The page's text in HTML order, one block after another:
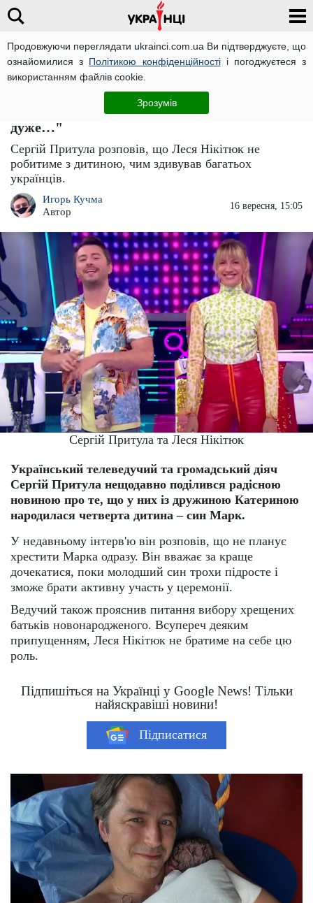
Продовжуючи переглядати ukrainci.com.ua Ви підтверджуєте, що
ознайомилися з Політикою конфіденційностіі погоджуєтеся з
використанням файлів cookie.
Зрозумів
Сергій Притула проговорився, що Леся
Нікітюк не робитиме з дитиною: "Це
дуже…"
Сергій Притула розповів, що Леся Нікітюк не
робитиме з дитиною, чим здивував багатьох
українців.
Игорь Кучма
Автор
16 вересня, 15:05
Сергій Притула та Леся Нікітюк
Український телеведучий та громадський діяч
Сергій Притула нещодавно поділився радісною
новиною про те, що у них із дружиною Катериною
народилася четверта дитина – син Марк.
У недавньому інтерв'ю він розповів, що не планує
хрестити Марка одразу. Він вважає за краще
дочекатися, поки молодший син трохи підросте і
зможе брати активну участь у церемонії.
Ведучий також прояснив питання вибору хрещених
батьків новонародженого. Всупереч деяким
припущенням, Леся Нікітюк не братиме на себе цю
роль.
Підпишіться на Українці у Google News! Тільки
найяскравіші новини!
Підписатися